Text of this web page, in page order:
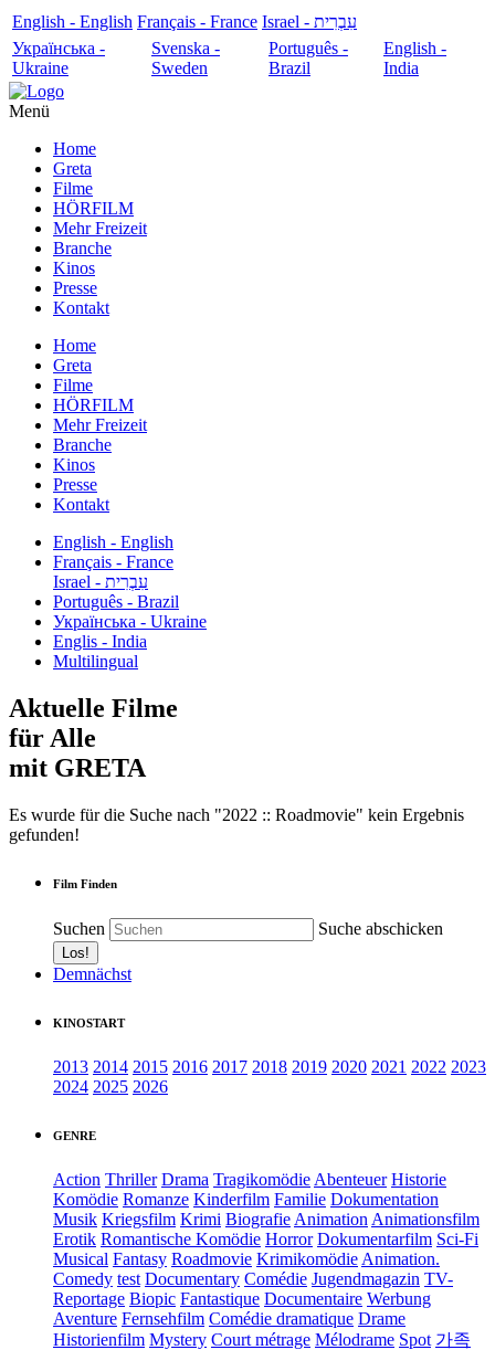
English - English Français - France
עִבְרִית - Israel
Українська -
Ukraine
Svenska -
Sweden
Português -
Brazil
English -
India
Menü
Home
Greta
Filme
HÖRFILM
Mehr Freizeit
Branche
Kinos
Presse
Kontakt
Home
Greta
Filme
HÖRFILM
Mehr Freizeit
Branche
Kinos
Presse
Kontakt
English - English
Français - France
עִבְרִית - Israel
Português - Brazil
Українська - Ukraine
Englis - India
Multilingual
Aktuelle Filme
für Alle
mit GRETA
Es wurde für die Suche nach "2022 :: Roadmovie" kein Ergebnis
gefunden!
Film Finden
Suchen Suche abschicken
Demnächst
KINOSTART
2013 2014 2015 2016 2017 2018 2019 2020 2021 2022 2023
2024 2025 2026
GENRE
Action Thriller Drama Tragikomödie Abenteuer Historie
Komödie Romanze Kinderfilm Familie Dokumentation
Musik Kriegsfilm Krimi Biografie Animation Animationsfilm
Erotik Romantische Komödie Horror Dokumentarfilm Sci-Fi
Musical Fantasy Roadmovie Krimikomödie Animation.
Comedy test Documentary Comédie Jugendmagazin TV-
Reportage Biopic Fantastique Documentaire Werbung
Aventure Fernsehfilm Comédie dramatique Drame
Historienfilm Mystery Court métrage Mélodrame Spot 가족